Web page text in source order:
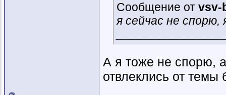
Сообщение от vsv-
я сейчас не
А я тоже не спорю,
отвлеклись от темы